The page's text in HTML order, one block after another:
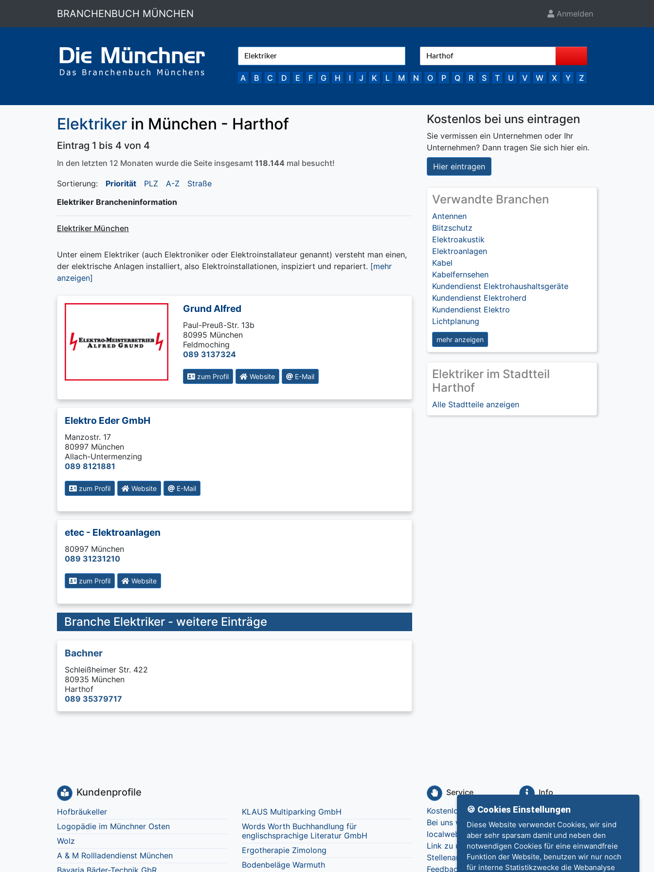
BRANCHENBUCH MÜNCHEN Anmelden
A B C D E F G H I J K L M N O P Q R S T U V W X Y Z
Elektriker in München - Harthof
Eintrag 1 bis 4 von 4
In den letzten 12 Monaten wurde die Seite insgesamt 118.144 mal besucht!
Sortierung: Priorität PLZ A-Z
Straße
Elektriker Brancheninformation
Elektriker München
Unter einem Elektriker (auch Elektroniker oder Elektroinstallateur genannt) versteht man einen,
der elektrische Anlagen installiert, also Elektroinstallationen, inspiziert und repariert. [mehr
anzeigen]
Grund Alfred
Paul-Preuß-Str. 13b
80995 München
Feldmoching
089 3137324
zum Profil Website E-Mail
Elektro Eder GmbH
Manzostr. 17
80997 München
Allach-Untermenzing
089 8121881
zum Profil Website E-Mail
etec - Elektroanlagen
80997 München
089 31231210
zum Profil Website
Branche Elektriker - weitere Einträge
Bachner
Schleißheimer Str. 422
80935 München
Harthof
089 35379717
Kostenlos bei uns eintragen
Sie vermissen ein Unternehmen oder Ihr
Unternehmen? Dann tragen Sie sich hier ein.
Hier eintragen
Verwandte Branchen
Antennen
Blitzschutz
Elektroakustik
Elektroanlagen
Kabel
Kabelfernsehen
Kundendienst Elektrohaushaltsgeräte
Kundendienst Elektroherd
Kundendienst Elektro
Lichtplanung
mehr anzeigen
Elektriker im Stadtteil
Harthof
Alle Stadtteile anzeigen
Kundenprofile
Hofbräukeller
Logopädie im Münchner Osten
Wolz
A & M Rollladendienst München
Bavaria Bäder-Technik GbR
KLAUS Multiparking GmbH
Words Worth Buchhandlung für
englischsprachige Literatur GmbH
Ergotherapie Zimolong
Bodenbeläge Warmuth
Service
Kostenlos eintragen
Bei uns werben
localweb.de
Link zu uns
Stellenangebote
Feedback
Info
Datenschutz
Impressum
Kontakt
🍪 Cookies Einstellungen
Diese Website verwendet Cookies, wir sind
aber sehr sparsam damit und neben den
notwendigen Cookies für eine einwandfreie
Funktion der Website, benutzen wir nur noch
für interne Statistikzwecke die Webanalyse